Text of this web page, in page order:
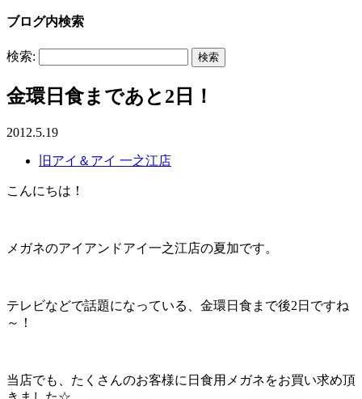
ブログ内検索
検索:
金環日食まであと2日！
2012.5.19
旧アイ＆アイ 一之江店
こんにちは！
メガネのアイアンドアイ一之江店の夏加です。
テレビなどで話題になっている、金環日食まで後2日ですね
～！
当店でも、たくさんのお客様に日食用メガネをお買い求め頂